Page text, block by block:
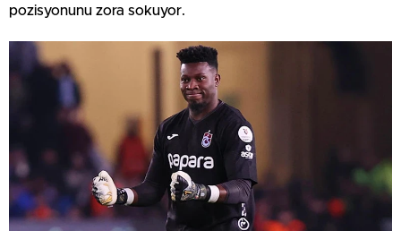
pozisyonunu zora sokuyor.